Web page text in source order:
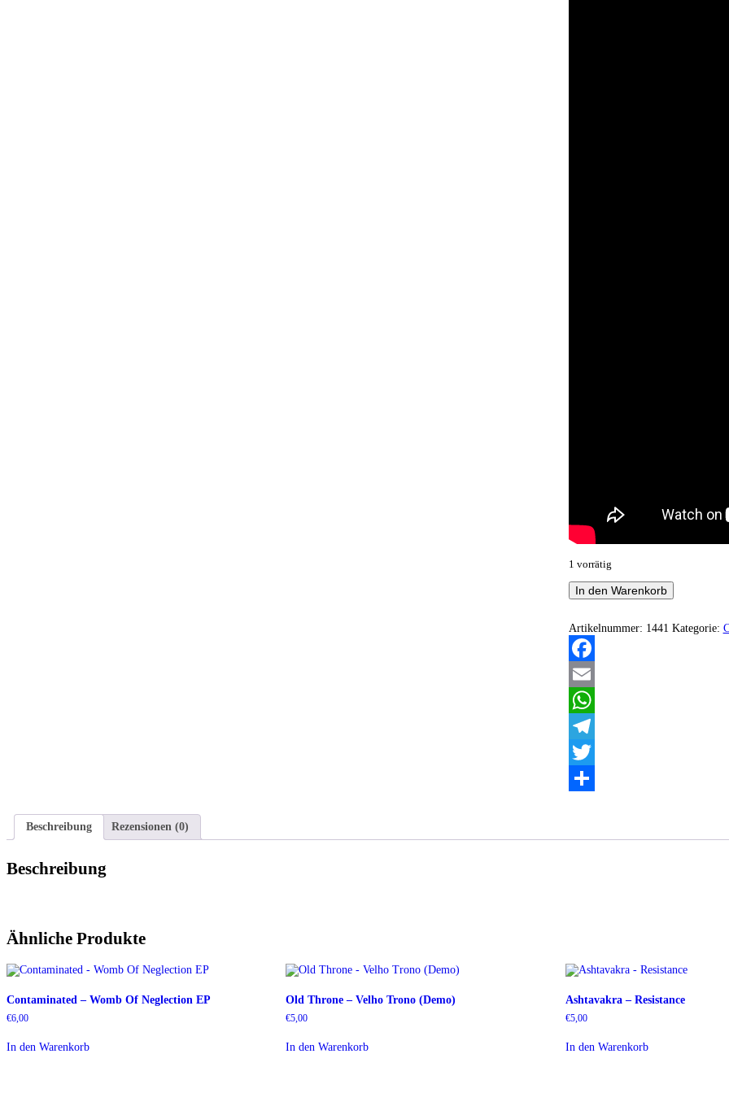
1 vorrätig
Valkyrja
-
Invocation
of
Demise
Menge
In den Warenkorb
Artikelnummer: 1441 Kategorie:
Facebook
Email
WhatsApp
Telegram
Twitter
Beschreibung
Rezensionen (0)
Beschreibung
Ähnliche Produkte
Contaminated – Womb Of Neglection EP
€6,00
In den Warenkorb
Old Throne – Velho Trono (Demo)
€5,00
In den Warenkorb
Ashtavakra – Resistance
€5,00
In den Warenkorb